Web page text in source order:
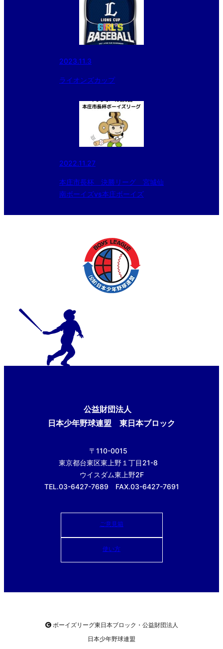
2023.11.3
ライオンズカップ
2022.11.27
本庄市長杯 決勝リーグ 宮城仙
南ボーイズvs本庄ボーイズ
公益財団法人
日本少年野球連盟 東日本ブロック
〒110-0015
東京都台東区東上野１丁目21-8
ウイスダム東上野2F
TEL.03-6427-7689 FAX.03-6427-7691
ご意見箱
使い方
ボーイズリーグ東日本ブロック・公益財団法人
日本少年野球連盟